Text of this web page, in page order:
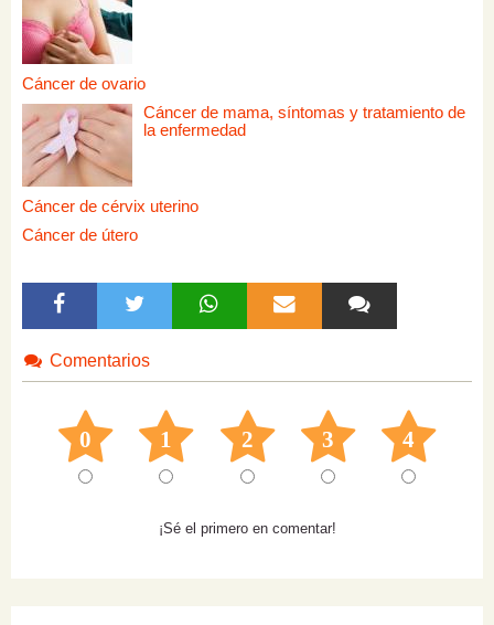
Cáncer de ovario
Cáncer de mama, síntomas y tratamiento de
la enfermedad
Cáncer de cérvix uterino
Cáncer de útero
Comentarios
0 1 2 3 4
¡Sé el primero en comentar!